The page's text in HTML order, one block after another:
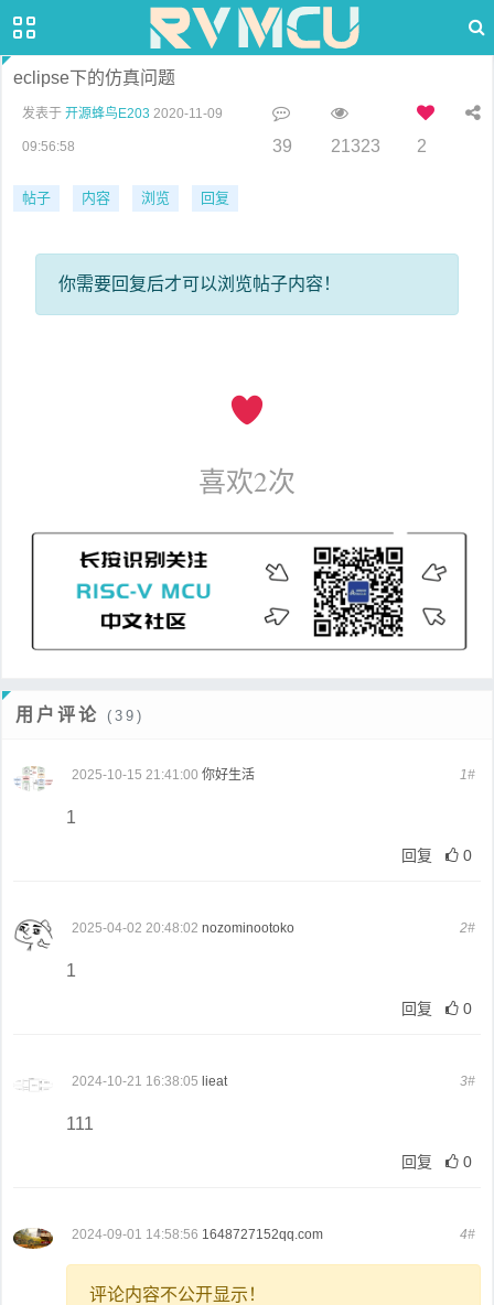
eclipse下的仿真问题
发表于 开源蜂鸟E203 2020-11-09
09:56:58 39 21323 2
帖子 内容 浏览 回复
你需要回复后才可以浏览帖子内容！
喜欢2次
用户评论 (39)
2025-10-15 21:41:00 你好生活 1#
1
回复 0
2025-04-02 20:48:02 nozominootoko 2#
1
回复 0
2024-10-21 16:38:05 lieat 3#
111
回复 0
2024-09-01 14:58:56 1648727152qq.com 4#
评论内容不公开显示！